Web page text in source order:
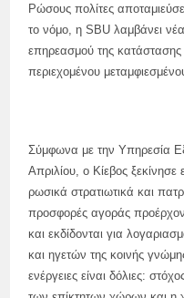
Ρώσους πολίτες
το νόμο, η SBU λαμβάνει
επηρεασμού της
περιεχομένου
Σύμφωνα με την Υπηρεσία
Απριλίου, ο Κίεβος ξεκίνησε
ρωσικά στρατιωτικά και
προσφορές αγοράς
και εκδίδονται για
και ηγετών της κοινής
ενέργειες είναι δόλιες: